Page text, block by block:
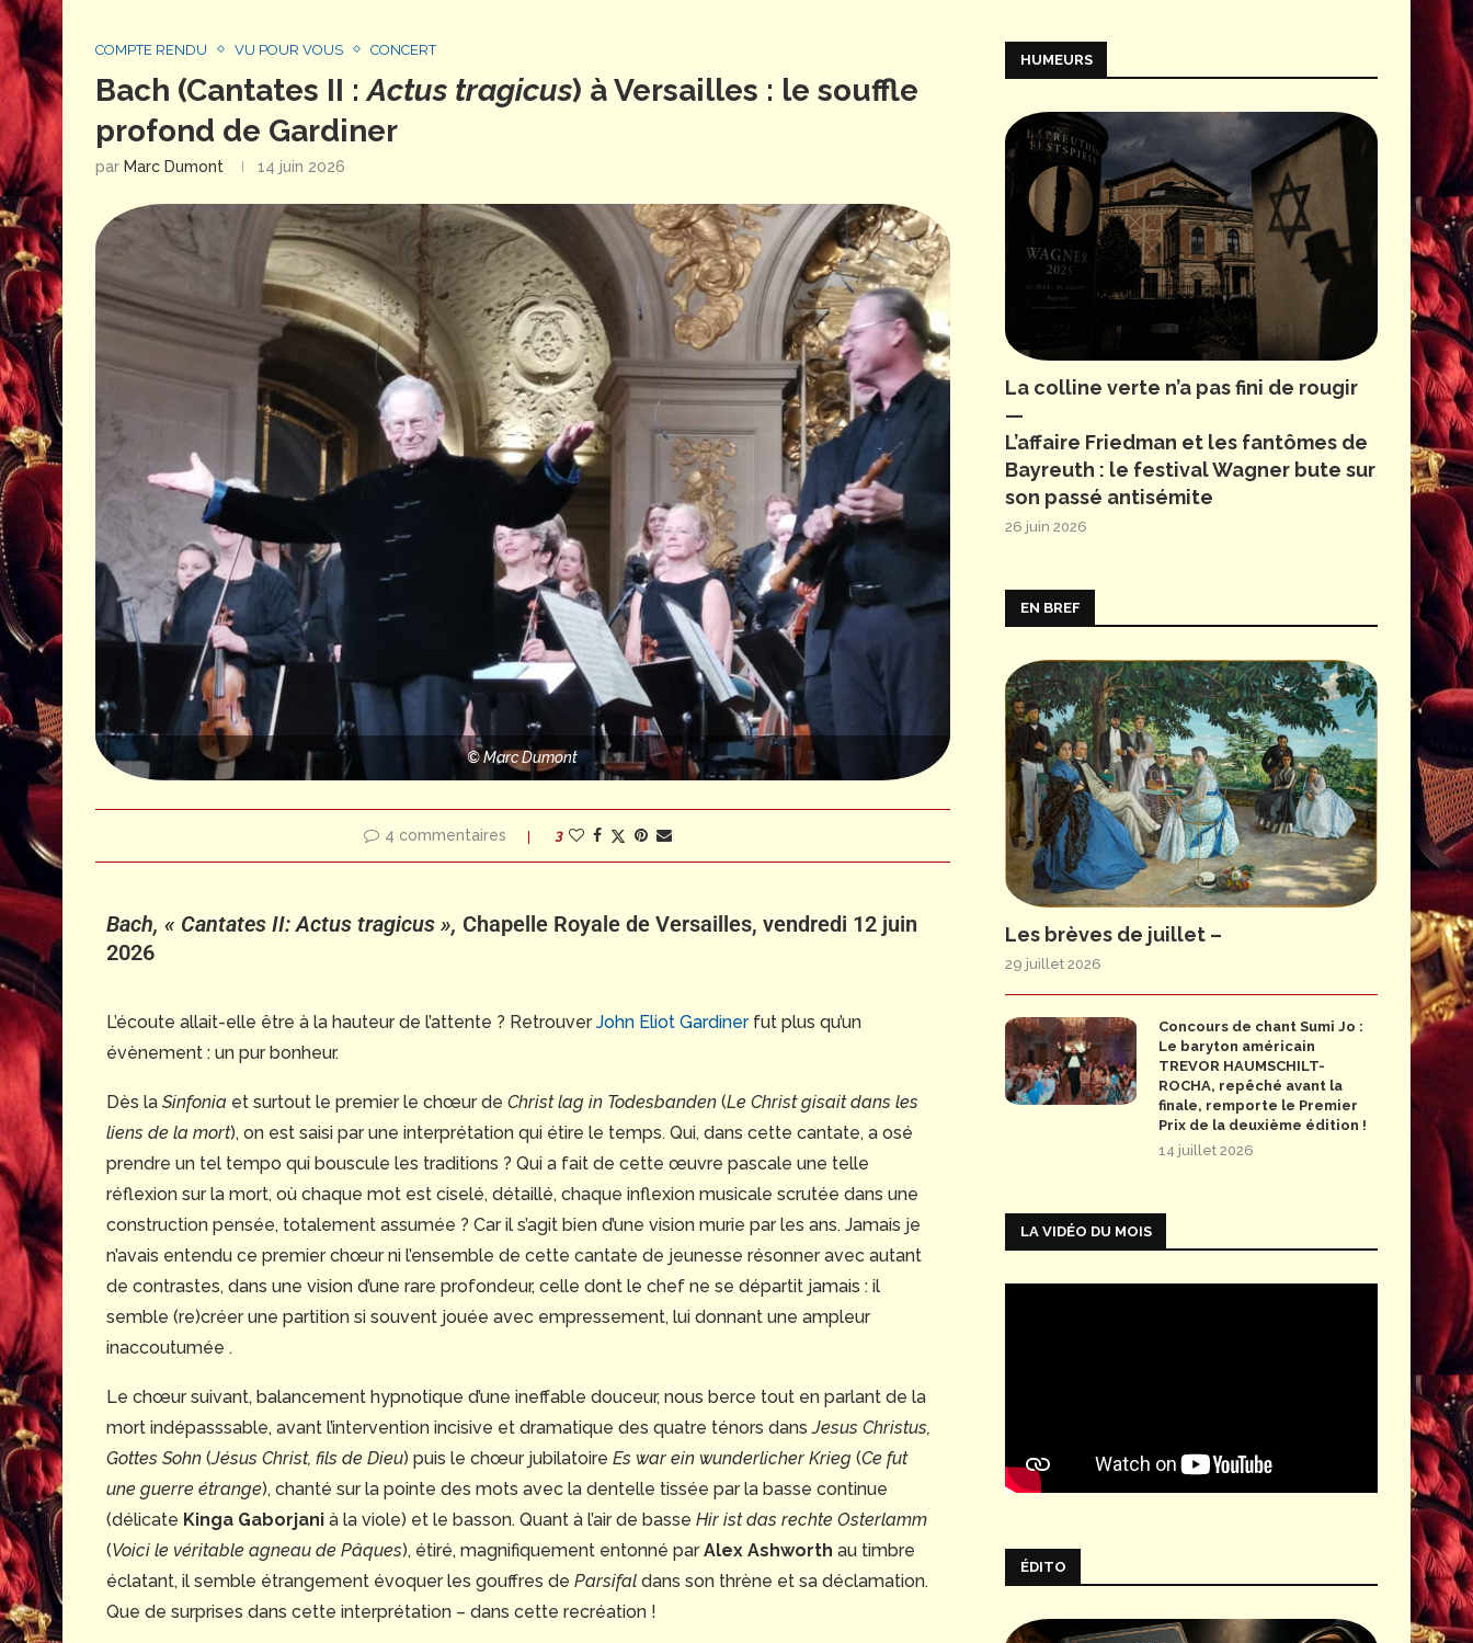
COMPTE RENDU VU POUR VOUS CONCERT
Bach (Cantates II :Actus tragicus) à Versailles : le souffle
profond de Gardiner
par Marc Dumont 14 juin 2026
© Marc Dumont
4 commentaires 3
Bach, « Cantates II: Actus tragicus », Chapelle Royale de Versailles, vendredi 12 juin
2026
L’écoute allait-elle être à la hauteur de l’attente ? RetrouverJohn Eliot Gardinerfut plus qu’un
évènement : un pur bonheur.
Dès la Sinfonia et surtout le premier le chœur de Christ lag in Todesbanden (Le Christ gisait dans les
liens de la mort), on est saisi par une interprétation qui étire le temps. Qui, dans cette cantate, a osé
prendre un tel tempo qui bouscule les traditions ? Qui a fait de cette œuvre pascale une telle
réflexion sur la mort, où chaque mot est ciselé, détaillé, chaque inflexion musicale scrutée dans une
construction pensée, totalement assumée ? Car il s’agit bien d’une vision murie par les ans. Jamais je
n’avais entendu ce premier chœur ni l’ensemble de cette cantate de jeunesse résonner avec autant
de contrastes, dans une vision d’une rare profondeur, celle dont le chef ne se départit jamais : il
semble (re)créer une partition si souvent jouée avec empressement, lui donnant une ampleur
inaccoutumée .
Le chœur suivant, balancement hypnotique d’une ineffable douceur, nous berce tout en parlant de la
mort indépasssable, avant l’intervention incisive et dramatique des quatre ténors dansJesus Christus,
Gottes Sohn (Jésus Christ, fils de Dieu) puis le chœur jubilatoire Es war ein wunderlicher Krieg (Ce fut
une guerre étrange), chanté sur la pointe des mots avec la dentelle tissée par la basse continue
(délicate Kinga Gaborjani à la viole) et le basson. Quant à l’air de basse Hir ist das rechte Osterlamm
(Voici le véritable agneau de Pâques), étiré, magnifiquement entonné parAlex Ashworth au timbre
éclatant, il semble étrangement évoquer les gouffres de Parsifal dans son thrène et sa déclamation.
Que de surprises dans cette interprétation – dans cette recréation !
HUMEURS
La colline verte n’a pas fini de rougir
—
L’affaire Friedman et les fantômes de
Bayreuth : le festival Wagner bute sur
son passé antisémite
26 juin 2026
EN BREF
Les brèves de juillet –
29 juillet 2026
Concours de chant Sumi Jo :
Le baryton américain
TREVOR HAUMSCHILT-
ROCHA, repêché avant la
finale, remporte le Premier
Prix de la deuxième édition !
14 juillet 2026
LA VIDÉO DU MOIS
ÉDITO